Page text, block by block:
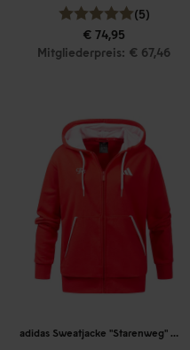
(5)
€ 74,95
Mitgliederpreis: € 67,46
adidas Sweatjacke "Starenweg" Women